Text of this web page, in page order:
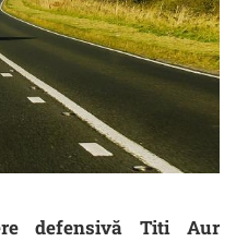
defensivă Titi Aur